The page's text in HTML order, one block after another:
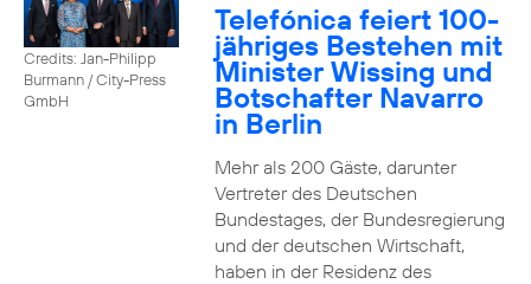
Credits: Jan-Philipp
Burmann / City-Press
GmbH
Telefónica feiert 100-
jähriges Bestehen mit
Minister Wissing und
Botschafter Navarro
in Berlin
Mehr als 200 Gäste, darunter
Vertreter des Deutschen
Bundestages, der Bundesregierung
und der deutschen Wirtschaft,
haben in der Residenz des